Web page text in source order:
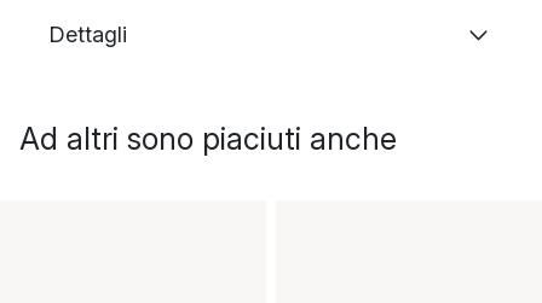
Dettagli
Ad altri sono piaciuti anche